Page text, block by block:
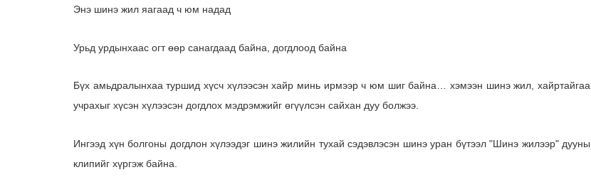
Энэ шинэ жил яагаад ч юм надад
Урьд урдынхаас огт өөр санагдаад байна, догдлоод байна
Бүх амьдралынхаа туршид хүсч хүлээсэн хайр минь ирмээр ч юм шиг байна… хэмээн шинэ жил, хайртайгаа
учрахыг хүсэн хүлээсэн догдлох мэдрэмжийг өгүүлсэн сайхан дуу болжээ.
Ингээд хүн болгоны догдлон хүлээдэг шинэ жилийн тухай сэдэвлэсэн шинэ уран бүтээл "Шинэ жилээр" дууны
клипийг хүргэж байна.